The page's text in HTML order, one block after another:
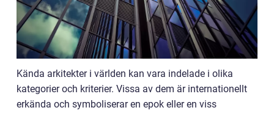
Kända arkitekter i världen kan vara indelade i olika
kategorier och kriterier. Vissa av dem är internationellt
erkända och symboliserar en epok eller en viss